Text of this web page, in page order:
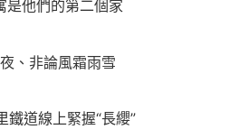
是他們的第二個家
、非論風霜雨雪
鐵道線上緊握“長纓”